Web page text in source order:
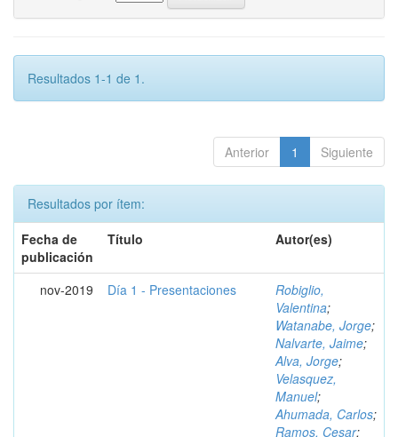
Resultados 1-1 de 1.
Anterior 1 Siguiente
Resultados por ítem:
Fecha de
publicación
Título Autor(es)
nov-2019 Día 1 - Presentaciones
Robiglio,
Valentina;
Watanabe, Jorge;
Nalvarte, Jaime;
Alva, Jorge;
Velasquez,
Manuel;
Ahumada, Carlos;
Ramos, Cesar;